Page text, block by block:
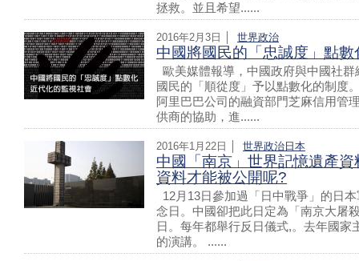
拯救。並且希望......
2016年2月3日 │ 世界政治
中國將國民的「忠誠度」點
歐美媒體報導，中國政府與中國社
國民的「順從度」予以點數化的制度
阿里巴巴公司的融資部門芝麻信用管
供商的協助，進......
2016年1月22日 │ 世界政治 日本
中國「南京」世界記憶遺產
資料才能被公開呢?
12月13日參加過「日中戰爭」的日
念日。中國卻把此日定為「南京大屠
日。每年都舉行反日儀式,。去年國
的演講。 ......